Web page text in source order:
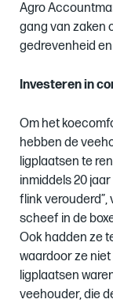
Agro
gang van zaken
gedrevenheid
Investeren in
Om het
hebben de
ligplaatsen te
inmiddels 20
flink verouderd”,
scheef in de
Ook hadden ze
waardoor ze
ligplaatsen
veehouder, die